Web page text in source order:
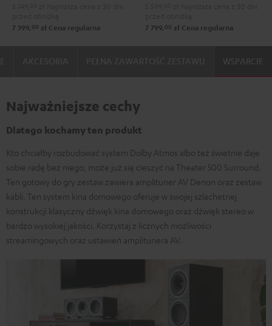
7 399, 00 zł Cena regularna 7 799, 00 zł Cena regularna
WSPARCIE
Najważniejsze cechy
Dlatego kochamy ten produkt
Kto chciałby rozbudować system Dolby Atmos albo też świetnie daje
sobie radę bez niego, może już się cieszyć na Theater 500 Surround.
Ten gotowy do gry zestaw zawiera amplituner AV Denon oraz zestaw
kabli. Ten system kina domowego oferuje w swojej szlachetnej
konstrukcji klasyczny dźwięk kina domowego oraz dźwięk stereo w
bardzo wysokiej jakości. Korzystaj z licznych możliwości
streamingowych oraz ustawień amplitunera AV.